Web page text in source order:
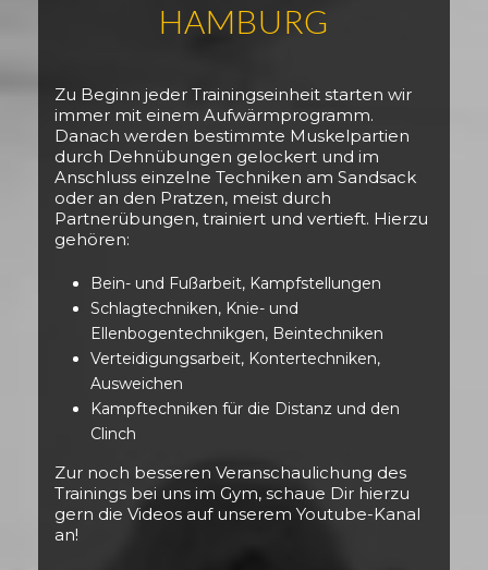
HAMBURG
Zu Beginn jeder Trainingseinheit starten wir
immer mit einem Aufwärmprogramm.
Danach werden bestimmte Muskelpartien
durch Dehnübungen gelockert und im
Anschluss einzelne Techniken am Sandsack
oder an den Pratzen, meist durch
Partnerübungen, trainiert und vertieft. Hierzu
gehören:
Bein- und Fußarbeit, Kampfstellungen
Schlagtechniken, Knie- und
Ellenbogentechnikgen, Beintechniken
Verteidigungsarbeit, Kontertechniken,
Ausweichen
Kampftechniken für die Distanz und den
Clinch
Zur noch besseren Veranschaulichung des
Trainings bei uns im Gym, schaue Dir hierzu
gern die Videos auf unserem Youtube-Kanal
an!